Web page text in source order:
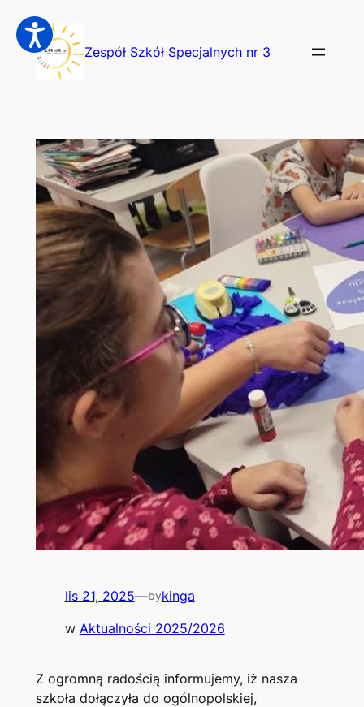
Przejdź
do
treści
Zespół Szkół Specjalnych nr 3
lis 21, 2025—bykinga
w Aktualności 2025/2026
Z ogromną radością informujemy, iż nasza
szkoła dołączyła do ogólnopolskiej,